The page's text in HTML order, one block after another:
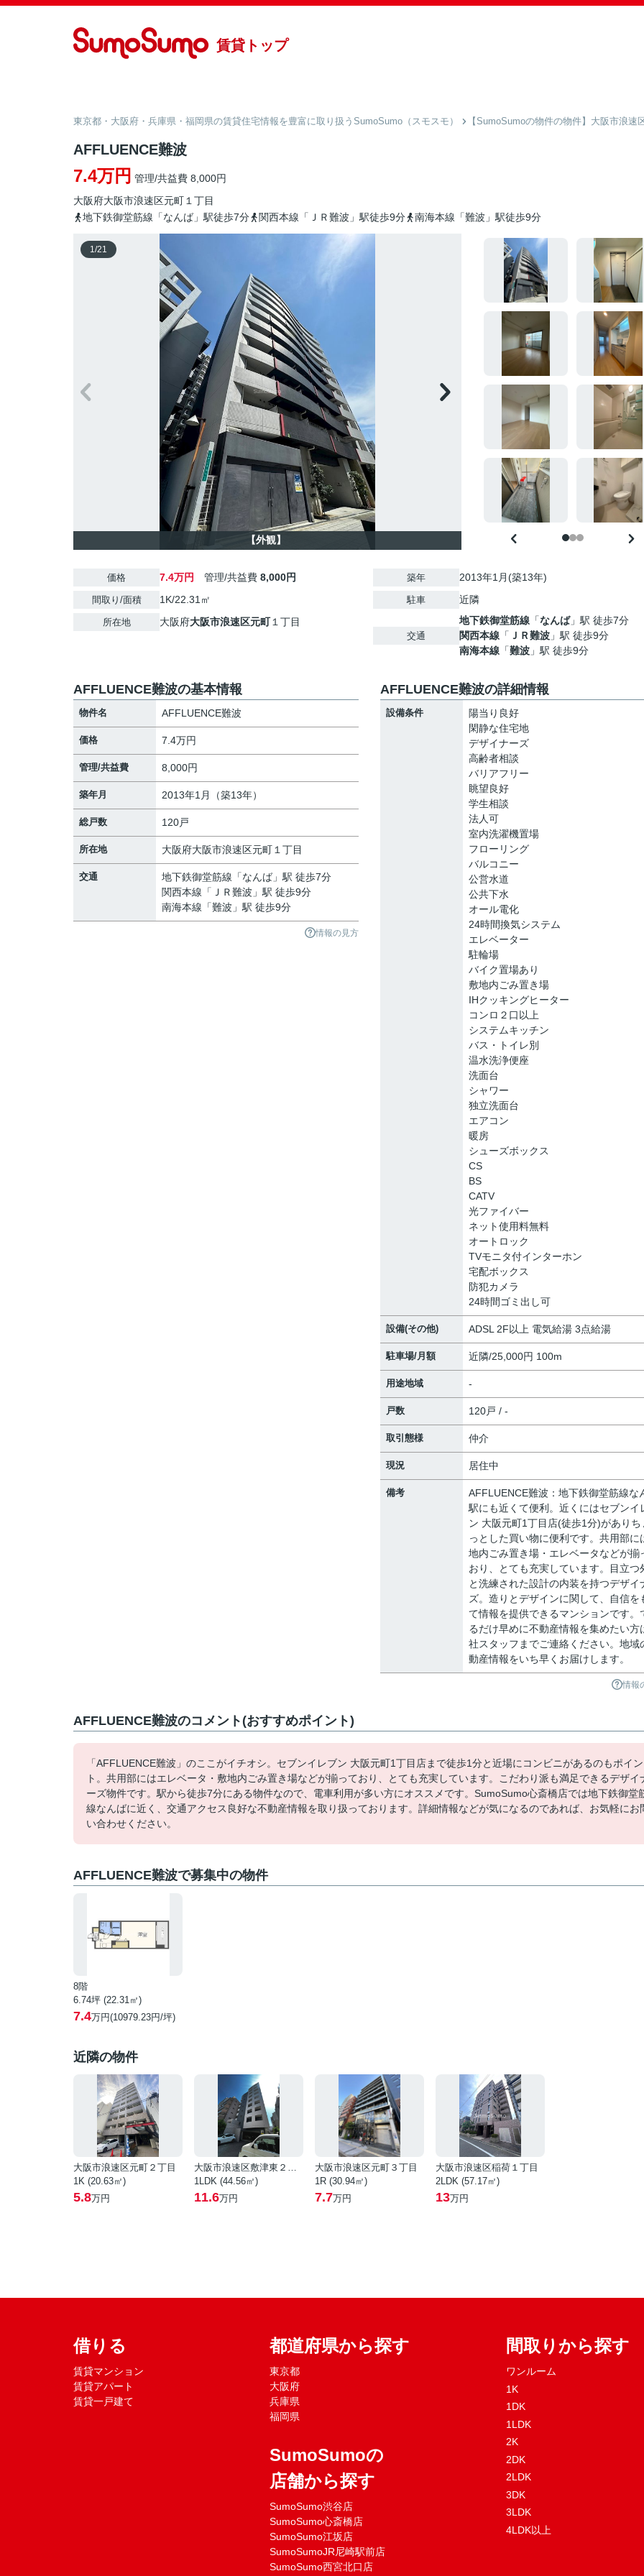
賃貸トップ
東京都・大阪府・兵庫県・福岡県の賃貸住宅情報を豊富に取り扱うSumoSumo（スモスモ） 【SumoSumoの物件の物件】大阪市浪速
AFFLUENCE難波
7.4万円 管理/共益費 8,000円
大阪府大阪市浪速区元町 １丁目
地下鉄御堂筋線「なんば」駅徒歩7分
関西本線「ＪＲ難波」駅徒歩9分 南海本線「難波」駅徒歩9分
1/21
【外観】
価格 7.4万円 管理/共益費 8,000円
間取り/面積 1K/22.31㎡
所在地 大阪府大阪市浪速区元町１丁目
築年 2013年1月(築13年)
駐車 近隣
交通
地下鉄御堂筋線 「なんば」駅 徒歩7分
関西本線 「 ＪＲ難波 」駅 徒歩9分
南海本線 「難波 」駅 徒歩9分
AFFLUENCE難波の基本情報
物件名 AFFLUENCE難波
価格 7.4万円
管理/共益費 8,000円
築年月 2013年1月（築13年）
総戸数 120戸
所在地 大阪府大阪市浪速区元町 １丁目
交通 地下鉄御堂筋線 「なんば 」駅 徒歩7分
関西本線 「 ＪＲ難波 」駅 徒歩9分
南海本線 「難波 」駅 徒歩9分
情報の見方
AFFLUENCE難波の詳細情報
設備条件
陽当り良好
閑静な住宅地
デザイナーズ
高齢者相談
バリアフリー
眺望良好
学生相談
法人可
室内洗濯機置場
フローリング
バルコニー
公営水道
公共下水
オール電化
24時間換気システム
エレベーター
駐輪場
バイク置場あり
敷地内ごみ置き場
IHクッキングヒーター
コンロ２口以上
システムキッチン
バス・トイレ別
温水洗浄便座
洗面台
シャワー
独立洗面台
エアコン
暖房
シューズボックス
CS
BS
CATV
光ファイバー
ネット使用料無料
オートロック
TVモニタ付インターホン
宅配ボックス
防犯カメラ
24時間ゴミ出し可
設備(その他) ADSL 2F以上 電気給湯 3点給湯
駐車場/月額 近隣/25,000円 100m
用途地域 -
戸数 120戸 / -
取引態様 仲介
現況 居住中
備考
AFFLUENCE難波：地下鉄御堂筋線な
駅にも近くて便利。近くにはセブンイ
ン 大阪元町1丁目店(徒歩1分)がありち
っとした買い物に便利です。共用部に
地内ごみ置き場・エレベータなどが揃
おり、とても充実しています。目立つ
と洗練された設計の内装を持つデザイ
ズ。造りとデザインに関して、自信を
て情報を提供できるマンションです。
るだけ早めに不動産情報を集めたい方
社スタッフまでご連絡ください。地域
動産情報をいち早くお届けします。
情報
AFFLUENCE難波のコメント(おすすめポイント)
「AFFLUENCE難波」のここがイチオシ。セブンイレブン 大阪元町1丁目店まで徒歩1分と近場にコンビニがあるのもポイン
ト。共用部にはエレベータ・敷地内ごみ置き場などが揃っており、とても充実しています。こだわり派も満足できるデザイ
ーズ物件です。駅から徒歩7分にある物件なので、電車利用が多い方にオススメです。SumoSumo心斎橋店では地下鉄御堂
線なんばに近く、交通アクセス良好な不動産情報を取り扱っております。詳細情報などが気になるのであれば、お気軽にお
い合わせください。
AFFLUENCE難波で募集中の物件
8階
6.74坪 (22.31㎡)
7.4万円(10979.23円/坪)
近隣の物件
大阪市浪速区元町２丁目
1K (20.63㎡)
5.8万円
大阪市浪速区敷津東２丁目
1LDK (44.56㎡)
11.6万円
大阪市浪速区元町３丁目
1R (30.94㎡)
7.7万円
大阪市浪速区稲荷１丁目
2LDK (57.17㎡)
13万円
借りる
賃貸マンション
賃貸アパート
賃貸一戸建て
都道府県から探す
東京都
大阪府
兵庫県
福岡県
SumoSumoの
店舗から探す
SumoSumo渋谷店
SumoSumo心斎橋店
SumoSumo江坂店
SumoSumoJR尼崎駅前店
SumoSumo西宮北口店
間取りから探す
ワンルーム
1K
1DK
1LDK
2K
2DK
2LDK
3DK
3LDK
4LDK以上